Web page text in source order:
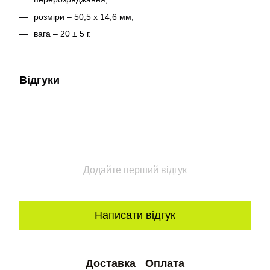
розміри – 50,5 х 14,6 мм;
вага – 20 ± 5 г.
Відгуки
Додайте перший відгук
Написати відгук
Доставка Оплата